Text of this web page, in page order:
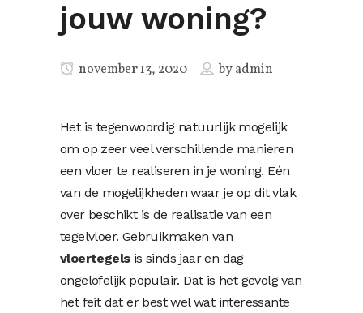
jouw woning?
november 13, 2020 byadmin
Het is tegenwoordig natuurlijk mogelijk
om op zeer veel verschillende manieren
een vloer te realiseren in je woning. Eén
van de mogelijkheden waar je op dit vlak
over beschikt is de realisatie van een
tegelvloer. Gebruikmaken van
vloertegelsis sinds jaar en dag
ongelofelijk populair. Dat is het gevolg van
het feit dat er best wel wat interessante